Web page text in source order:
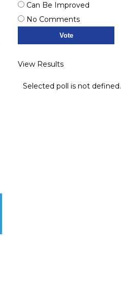
Can Be Improved
No Comments
View Results
Selected poll is not defined.